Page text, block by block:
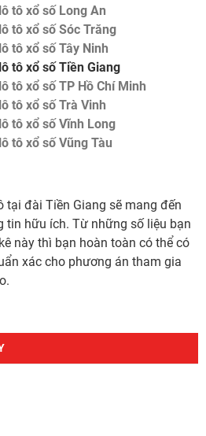
tô xổ số Long An
tô xổ số Sóc Trăng
tô xổ số Tây Ninh
tô xổ số Tiền Giang
tô xổ số TP Hồ Chí Minh
tô xổ số Trà Vinh
tô xổ số Vĩnh Long
tô xổ số Vũng Tàu
tại đài Tiền Giang sẽ mang đến
tin hữu ích. Từ những số liệu bạn
này thì bạn hoàn toàn có thể có
xác cho phương án tham gia